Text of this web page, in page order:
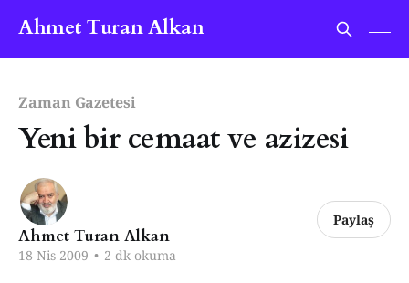
Ahmet Turan Alkan
Zaman Gazetesi
Yeni bir cemaat ve azizesi
Ahmet Turan Alkan
18 Nis 2009 • 2 dk okuma
Paylaş